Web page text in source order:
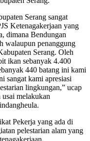
Serang sangat
Ketenagakerjaan yang
dimana Bendungan
walaupun penanggung
Serang. Oleh
ikan sebanyak 4.400
440 batang ini kami
sangat kami apresiasi
lingkungan,” ucap
melakukan
Pekerja yang ada di
pelestarian alam yang